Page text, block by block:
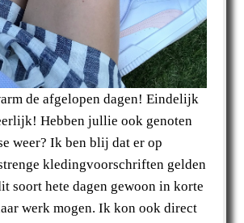
de afgelopen dagen! Eindelijk
Hebben jullie ook genoten
weer? Ik ben blij dat er op
kledingvoorschriften gelden
soort hete dagen gewoon in korte
werk mogen. Ik kon ook direct